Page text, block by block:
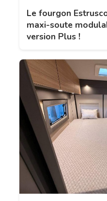
Le fourgon
maxi-soute
version Plus !